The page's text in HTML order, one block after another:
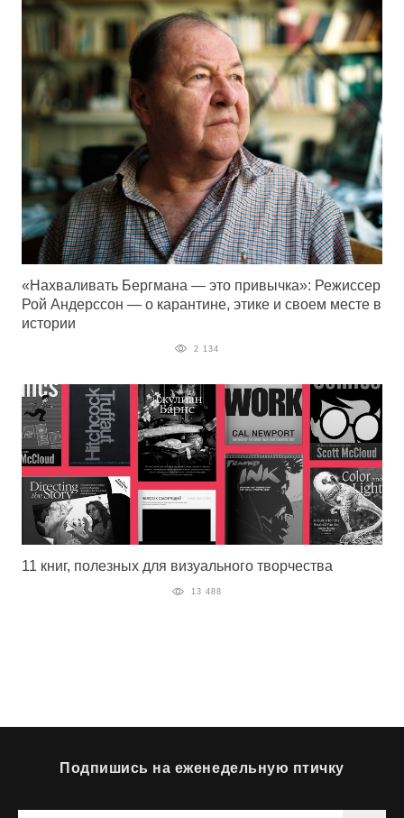
«Нахваливать Бергмана — это привычка»: Режиссер
Рой Андерссон — о карантине, этике и своем месте в
истории
2 134
11 книг, полезных для визуального творчества
13 488
Подпишись на еженедельную птичку